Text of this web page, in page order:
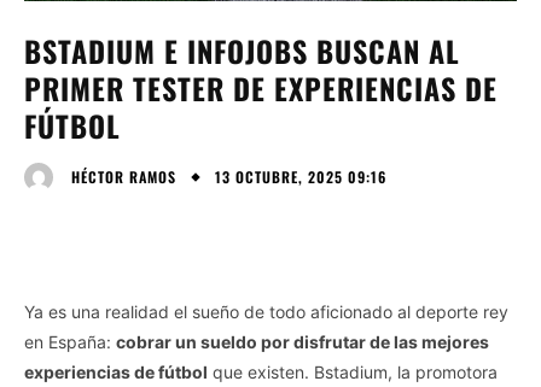
BSTADIUM E INFOJOBS BUSCAN AL
PRIMER TESTER DE EXPERIENCIAS DE
FÚTBOL
HÉCTOR RAMOS 13 OCTUBRE, 2025 09:16
Ya es una realidad el sueño de todo aficionado al deporte rey
en España: cobrar un sueldo por disfrutar de las mejores
experiencias de fútbol que existen. Bstadium, la promotora